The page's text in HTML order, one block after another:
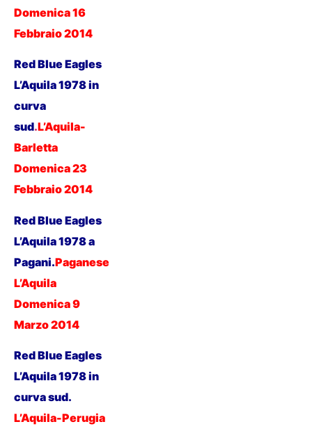
Domenica 16
Febbraio 2014
Red Blue Eagles
L’Aquila 1978 in
curva
sud.L’Aquila-
Barletta
Domenica 23
Febbraio 2014
Red Blue Eagles
L’Aquila 1978 a
Pagani.Paganese
L’Aquila
Domenica 9
Marzo 2014
Red Blue Eagles
L’Aquila 1978 in
curva sud.
L’Aquila-Perugia